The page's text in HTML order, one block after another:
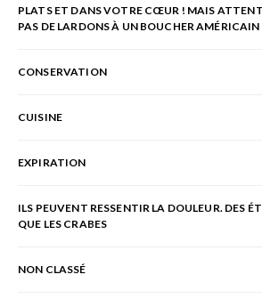
PLATS ET DANS VOTRE CŒUR ! MAIS
PAS DE LARDONS À UN BOUCHER AMÉRICAIN
CONSERVATION
CUISINE
EXPIRATION
ILS PEUVENT RESSENTIR LA DOULEUR. DES
QUE LES CRABES
NON CLASSÉ